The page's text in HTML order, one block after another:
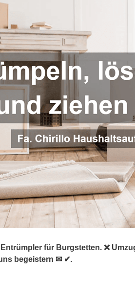
für Burgstetten. ❌
begeistern ✉ ✔.